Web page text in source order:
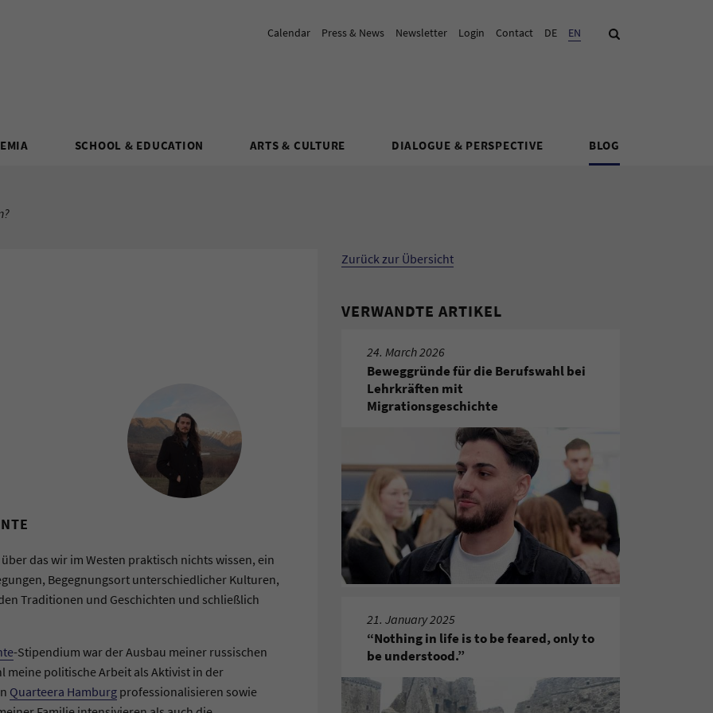
Calendar Press & News Newsletter Login Contact DE Current Language:
EN Search
SCHOOL & EDUCATION ARTS & CULTURE DIALOGUE & PERSPECTIVE BLOG
das wir im Westen praktisch nichts wissen, ein
Begegnungsort unterschiedlicher Kulturen,
Traditionen und Geschichten und schließlich
-Stipendium war der Ausbau meiner russischen
meine politische Arbeit als Aktivist in der
Quarteera Hamburg professionalisieren sowie
Zurück zur Übersicht
VERWANDTE ARTIKEL
24. March 2026
Beweggründe für die Berufswahl bei
Lehrkräften mit
Migrationsgeschichte
21. January 2025
“Nothing in life is to be feared, only to
be understood.”